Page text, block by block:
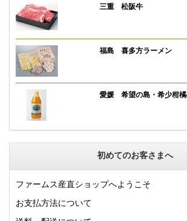
三重 松阪牛
福島 喜多方ラーメン
愛媛 希望の島・希少柑橘
初めてのお客さまへ
ファームス産直ショップへようこそ
お支払方法について